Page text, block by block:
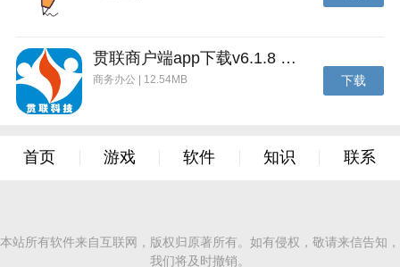
贯联商户端app下载v6.1.8 安卓版
商务办公 | 12.54MB 下载
首页 游戏 软件 知识 联系
本站所有软件来自互联网，版权归原著所有。如有侵权，敬请来信告知，
我们将及时撤销。